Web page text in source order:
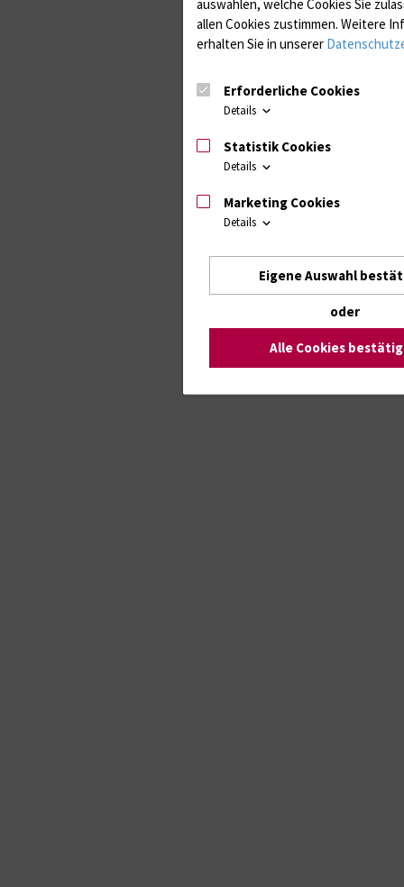
auswählen, welche Cookies Sie
allen Cookies zustimmen. Weitere
erhalten Sie in unserer
Erforderliche Cookies
Details
Statistik Cookies
Details
Marketing Cookies
Details
Eigene Auswahl
oder
Alle Cookies